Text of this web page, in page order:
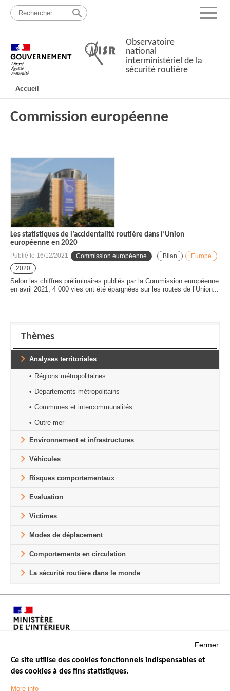
Passer
contenu
Menu
Observatoire
national
interministériel de la
sécurité routière
principale
Accueil
Commission européenne
Les statistiques de l’accidentalité routière dans l’Union
européenne en 2020
Publié le 16/12/2021 Commission européenne Bilan
Europe
2020
Selon les chiffres préliminaires publiés par la Commission européenne
en avril 2021, 4 000 vies ont été épargnées sur les routes de l’Union...
Thèmes
Analyses territoriales
Régions métropolitaines
Départements métropolitains
Communes et intercommunalités
Outre-mer
Environnement et infrastructures
Véhicules
Risques comportementaux
Evaluation
Victimes
Modes de déplacement
Comportements en circulation
La sécurité routière dans le monde
Menu
LES SITES PUBLICS
Fermer
Ce site utilise des cookies fonctionnels indispensables et
des cookies à des fins statistiques.
More info